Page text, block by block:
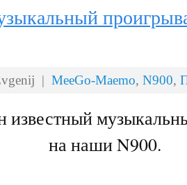
| MeeGo-Maemo, N900,
известный
на наши N900.